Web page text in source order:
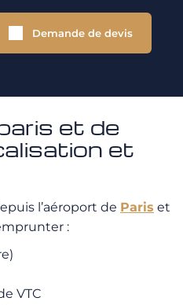
Demande de devis
et de
et
l’aéroport de Paris et
:
VTC